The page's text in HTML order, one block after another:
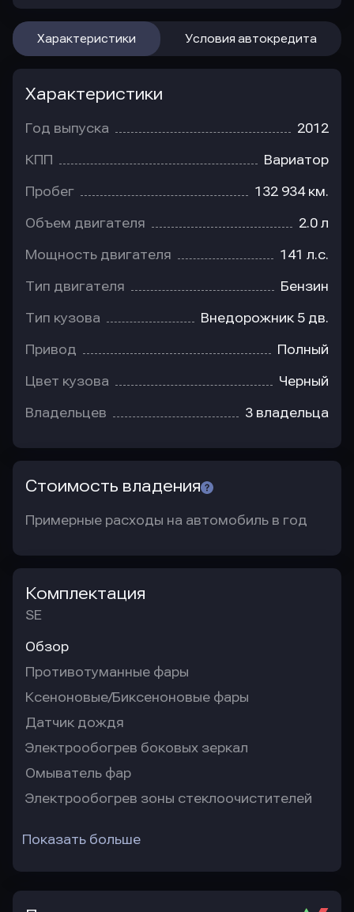
Характеристики Условия автокредита
Характеристики
Год выпуска 2012
КПП Вариатор
Пробег 132 934 км.
Объем двигателя 2.0 л
Мощность двигателя 141 л.с.
Тип двигателя Бензин
Тип кузова Внедорожник 5 дв.
Привод Полный
Цвет кузова Черный
Владельцев 3 владельца
Стоимость владения
Примерные расходы на автомобиль в год
Комплектация
SE
Обзор
Противотуманные фары
Ксеноновые/Биксеноновые фары
Датчик дождя
Электрообогрев боковых зеркал
Омыватель фар
Электрообогрев зоны стеклоочистителей
Показать больше